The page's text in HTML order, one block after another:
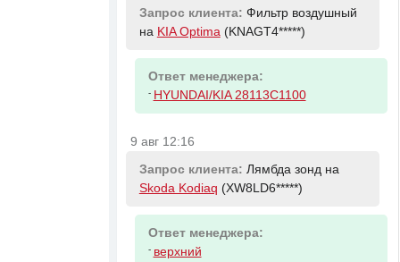
Запрос клиента: Фильтр воздушный
на KIA Optima (KNAGT4*****)
Ответ менеджера:
- HYUNDAI/KIA 28113C1100
9 авг 12:16
Запрос клиента: Лямбда зонд на
Skoda Kodiaq (XW8LD6*****)
Ответ менеджера:
- верхний